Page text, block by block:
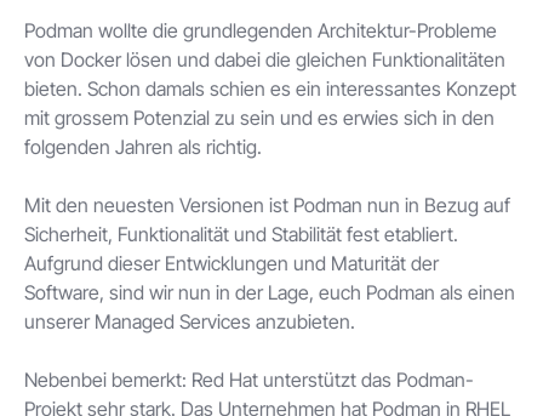
Podman wollte die grundlegenden Architektur-Probleme
von Docker lösen und dabei die gleichen Funktionalitäten
bieten. Schon damals schien es ein interessantes Konzept
mit grossem Potenzial zu sein und es erwies sich in den
folgenden Jahren als richtig.
Mit den neuesten Versionen ist Podman nun in Bezug auf
Sicherheit, Funktionalität und Stabilität fest etabliert.
Aufgrund dieser Entwicklungen und Maturität der
Software, sind wir nun in der Lage, euch Podman als einen
unserer Managed Services anzubieten.
Nebenbei bemerkt: Red Hat unterstützt das Podman-
Projekt sehr stark. Das Unternehmen hat Podman in RHEL